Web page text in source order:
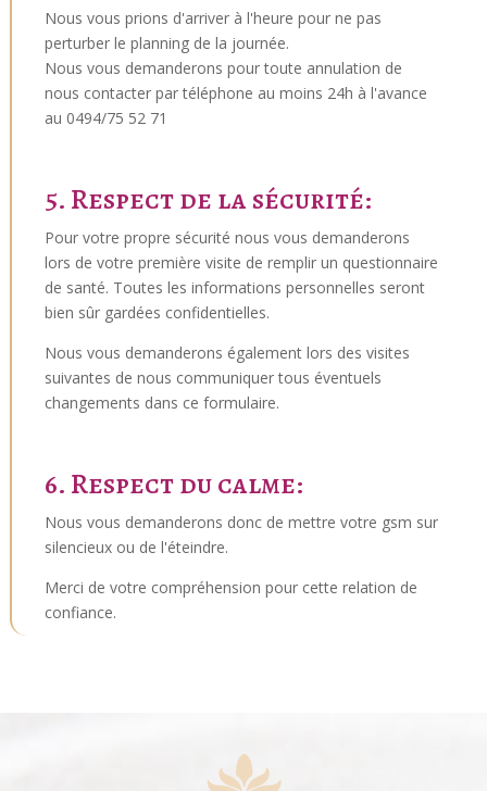
Nous vous prions d'arriver à l'heure pour ne pas
perturber le planning de la journée.
Nous vous demanderons pour toute annulation de
nous contacter par téléphone au moins 24h à l'avance
au 0494/75 52 71
5. Respect de la sécurité:
Pour votre propre sécurité nous vous demanderons
lors de votre première visite de remplir un questionnaire
de santé. Toutes les informations personnelles seront
bien sûr gardées confidentielles.
Nous vous demanderons également lors des visites
suivantes de nous communiquer tous éventuels
changements dans ce formulaire.
6. Respect du calme:
Nous vous demanderons donc de mettre votre gsm sur
silencieux ou de l'éteindre.
Merci de votre compréhension pour cette relation de
confiance.